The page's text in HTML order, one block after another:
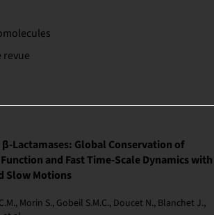
revue
Lactamases: Global Conservation of
and Fast Time-Scale Dynamics with
Slow Motions
Morin S., Gobeil S.M.C., Doucet N., Blanchet J.,